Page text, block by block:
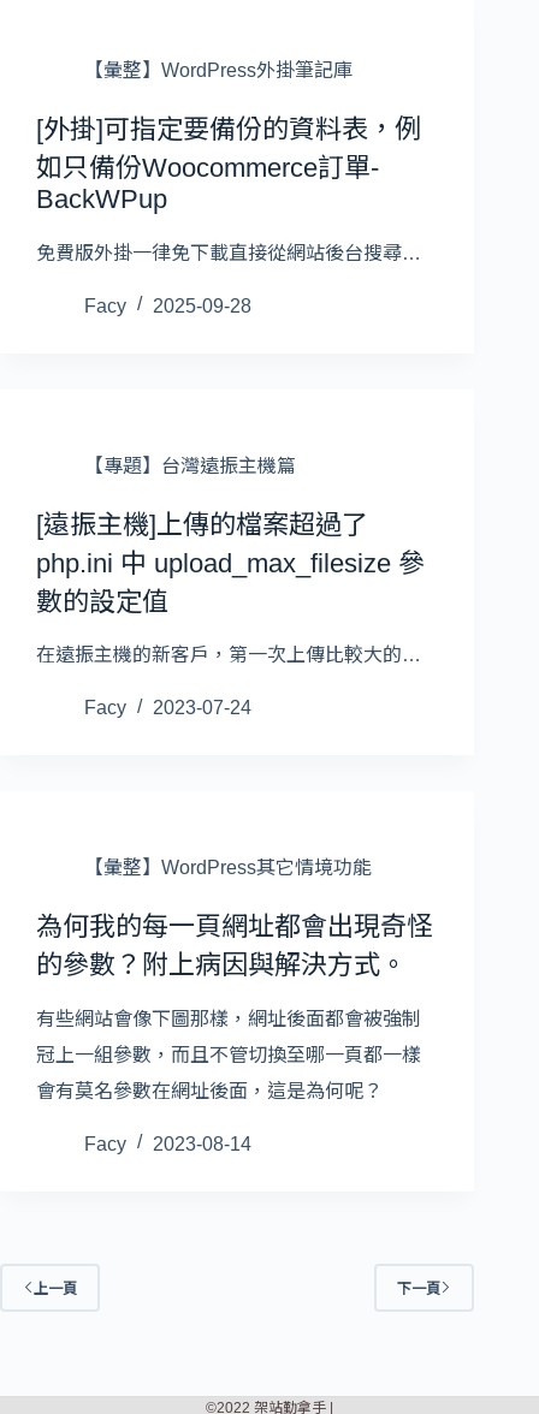
【彙整】WordPress外掛筆記庫
[外掛]可指定要備份的資料表，例
如只備份Woocommerce訂單-
BackWPup
免費版外掛一律免下載直接從網站後台搜尋…
Facy 2025-09-28
【專題】台灣遠振主機篇
[遠振主機]上傳的檔案超過了
php.ini 中 upload_max_filesize 參
數的設定值
在遠振主機的新客戶，第一次上傳比較大的…
Facy 2023-07-24
【彙整】WordPress其它情境功能
為何我的每一頁網址都會出現奇怪
的參數？附上病因與解決方式。
有些網站會像下圖那樣，網址後面都會被強制
冠上一組參數，而且不管切換至哪一頁都一樣
會有莫名參數在網址後面，這是為何呢？
Facy 2023-08-14
上一頁 下一頁
©2022 架站勤拿手 |